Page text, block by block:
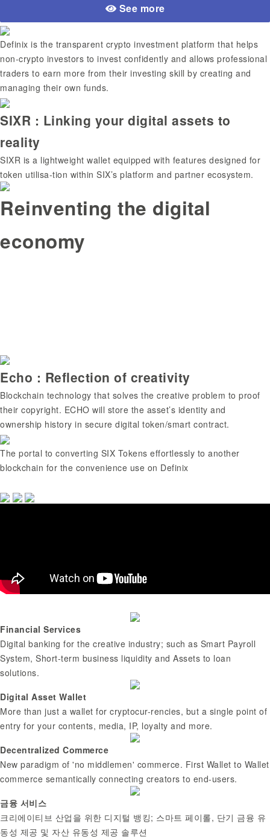
See more
Definix is the transparent crypto investment platform that helps
non-crypto investors to invest confidently and allows professional
traders to earn more from their investing skill by creating and
managing their own funds.
SIXR : Linking your digital assets to
reality
SIXR is a lightweight wallet equipped with features designed for
token utilisa-tion within SIX’s platform and partner ecosystem.
Reinventing the digital
economy
Echo : Reflection of creativity
Blockchain technology that solves the creative problem to proof
their copyright. ECHO will store the asset’s identity and
ownership history in secure digital token/smart contract.
The portal to converting SIX Tokens effortlessly to another
blockchain for the convenience use on Definix
Financial Services
Digital banking for the creative industry; such as Smart Payroll
System, Short-term business liquidity and Assets to loan
solutions.
Digital Asset Wallet
More than just a wallet for cryptocur-rencies, but a single point of
entry for your contents, media, IP, loyalty and more.
Decentralized Commerce
New paradigm of 'no middlemen' commerce. First Wallet to Wallet
commerce semantically connecting creators to end-users.
금융 서비스
크리에이티브 산업을 위한 디지털 뱅킹; 스마트 페이롤, 단기 금융 유
동성 제공 및 자산 유동성 제공 솔루션